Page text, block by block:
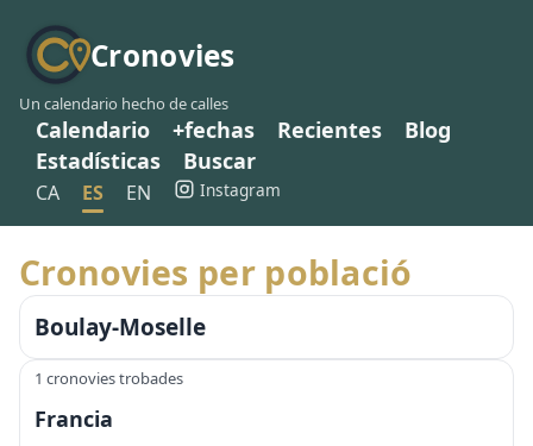
Cronovies
Un calendario hecho de calles
Calendario +fechas Recientes
Blog
Estadísticas
Buscar
CA ES EN Instagram
Cronovies per població
Boulay-Moselle
1 cronovies trobades
Francia